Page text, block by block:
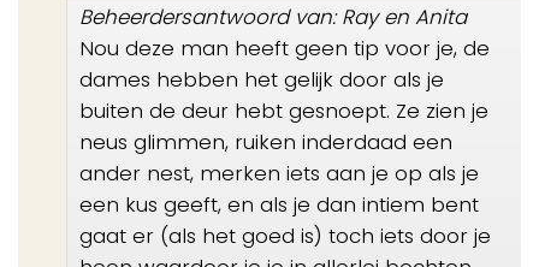
Beheerdersantwoord van: Ray en Anita
Nou deze man heeft geen tip voor je, de
dames hebben het gelijk door als je
buiten de deur hebt gesnoept. Ze zien je
neus glimmen, ruiken inderdaad een
ander nest, merken iets aan je op als je
een kus geeft, en als je dan intiem bent
gaat er (als het goed is) toch iets door je